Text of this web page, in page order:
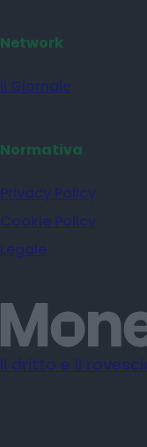
Network
il Giornale
Normativa
Privacy Policy
Cookie Policy
Legale
Il dritto e il